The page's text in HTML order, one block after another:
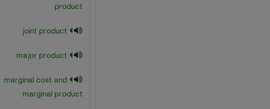
product
marginal cost and
marginal product